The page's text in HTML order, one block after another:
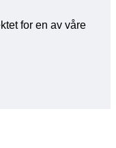
for en av våre